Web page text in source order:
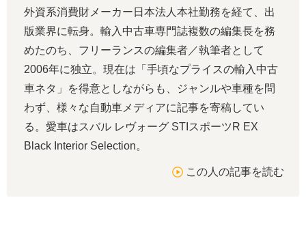
外資系消費財メーカー日本法人本社勤務を経て、出
版業界に転身。輸入中古車専門誌複数の編集長を務
めたのち、フリーランスの編集者／執筆者として
2006年に独立。現在は「手頃なプライスの輸入中古
車ネタ」を得意としながらも、ジャンルや車種を問
わず、様々な自動車メディアに記事を寄稿してい
る。愛車はスバル レヴォーグ STIスポーツR EX
Black Interior Selection。
この人の記事を読む